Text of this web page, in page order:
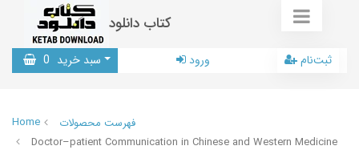
کتاب دانلود
سبد خرید 0 ورود ثبت‌نام
Home
فهرست محصولات
Doctor–patient Communication in Chinese and Western Medicine